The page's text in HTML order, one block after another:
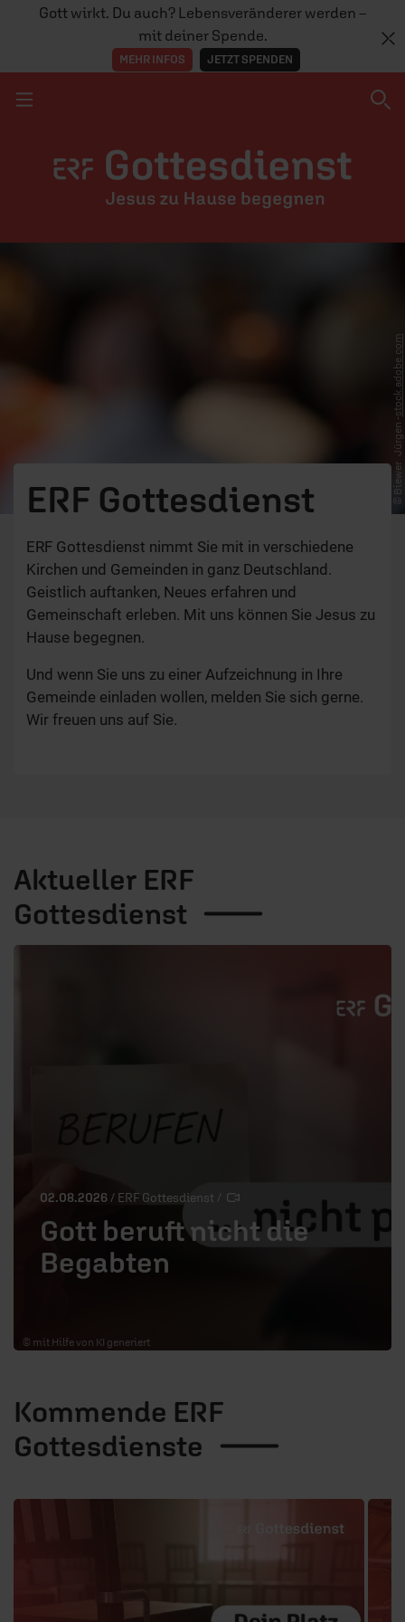
Gott wirkt. Du auch? Lebensveränderer werden –
mit deiner Spende.
MEHR INFOS JETZT SPENDEN
© Biewer_Jürgen -
stock.adobe.com
ERF Gottesdienst
ERF Gottesdienst nimmt Sie mit in verschiedene
Kirchen und Gemeinden in ganz Deutschland.
Geistlich auftanken, Neues erfahren und
Gemeinschaft erleben. Mit uns können Sie Jesus zu
Hause begegnen.
Und wenn Sie uns zu einer Aufzeichnung in Ihre
Gemeinde einladen wollen, melden Sie sich gerne.
Wir freuen uns auf Sie.
Aktueller ERF
Gottesdienst
02.08.2026 / ERF Gottesdienst /
Gott beruft nicht die
Begabten
© mit Hilfe von KI generiert
Kommende ERF
Gottesdienste